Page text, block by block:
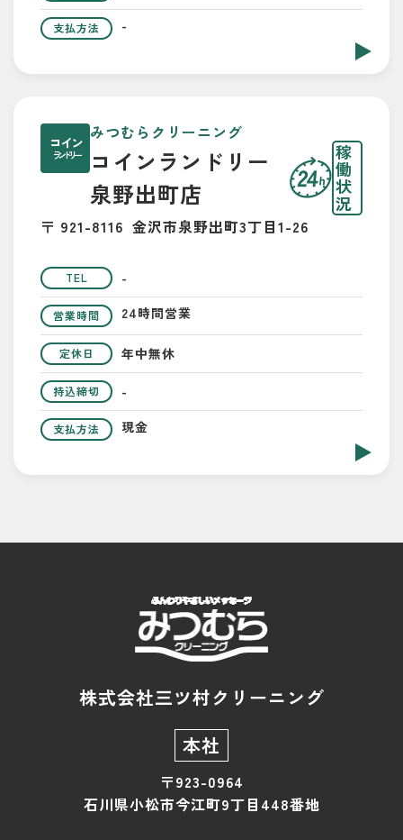
支払方法 -
コイン
ランドリー
みつむらクリーニング
コインランドリー
泉野出町店
稼
働
状
況
〒 921-8116 金沢市泉野出町3丁目1-26
TEL -
営業時間 24時間営業
定休日 年中無休
持込締切 -
支払方法 現金
株式会社三ツ村クリーニング
本社
〒923-0964
石川県小松市今江町9丁目448番地